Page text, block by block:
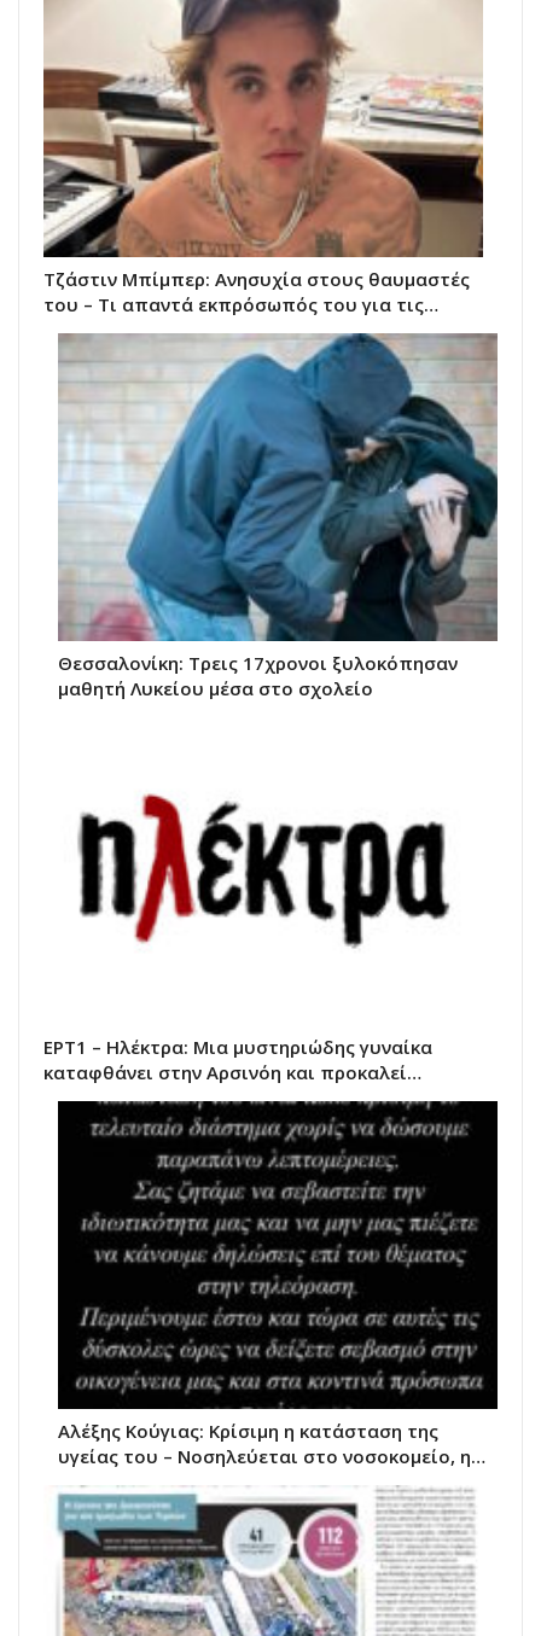
Τζάστιν Μπίμπερ: Ανησυχία στους θαυμαστές
του – Τι απαντά εκπρόσωπός του για τις…
Θεσσαλονίκη: Τρεις 17χρονοι ξυλοκόπησαν
μαθητή Λυκείου μέσα στο σχολείο
ΕΡΤ1 – Ηλέκτρα: Μια μυστηριώδης γυναίκα
καταφθάνει στην Αρσινόη και προκαλεί…
Αλέξης Κούγιας: Κρίσιμη η κατάσταση της
υγείας του – Νοσηλεύεται στο νοσοκομείο, η…